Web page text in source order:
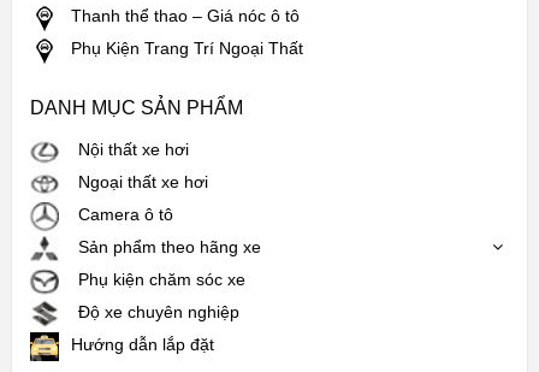
Thanh thể thao – Giá nóc ô tô
Phụ Kiện Trang Trí Ngoại Thất
DANH MỤC SẢN PHẨM
Nội thất xe hơi
Ngoại thất xe hơi
Camera ô tô
Sản phẩm theo hãng xe
Phụ kiện chăm sóc xe
Độ xe chuyên nghiệp
Hướng dẫn lắp đặt